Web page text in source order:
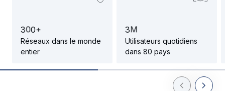
300+
Réseaux dans le monde
entier
3M
Utilisateurs quotidiens
dans 80 pays
PreviousNext